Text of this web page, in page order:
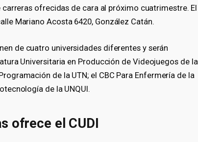
ofrecidas de cara al próximo cuatrimestre. El
Mariano Acosta 6420, González Catán.
de cuatro universidades diferentes y serán
Universitaria en Producción de Videojuegos de la
de la UTN; el CBC Para Enfermería de la
de la UNQUI.
ofrece el CUDI